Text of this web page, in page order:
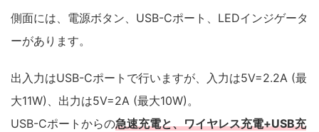
側面には、電源ボタン、USB-Cポート、LEDインジゲータ
ーがあります。
出入力はUSB-Cポートで行いますが、入力は5V=2.2A (最
大11W)、出力は5V=2A (最大10W)。
USB-Cポートからの急速充電と、ワイヤレス充電+USB充